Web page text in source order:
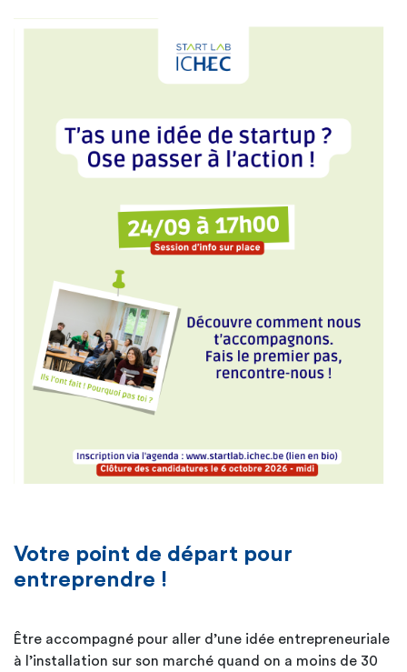
Votre point de départ pour
entreprendre !
Être accompagné pour aller d’une idée entrepreneuriale
à l’installation sur son marché quand on a moins de 30